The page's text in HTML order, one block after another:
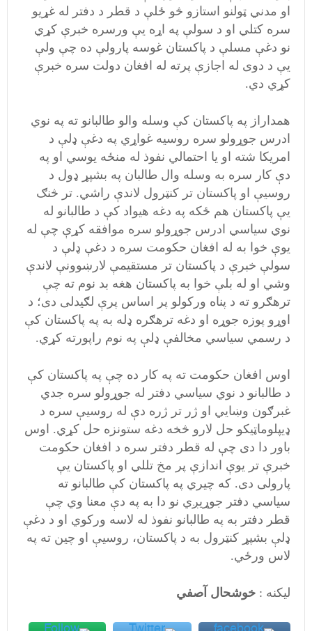
او مدني ټولنو استازو څو ځلې د قطر د دفتر له غړیو
سره کتلي او د سولې په اړه یې ورسره خبرې کړي
نو دغې مسلې د پاکستان غوسه پارولې ده چې ولې
يې د دوی له اجازې پرته له افغان دولت سره خبرې
کړي دي.
همداراز په پاکستان کې وسله والو طالبانو ته په نوي
ادرس جوړولو سره روسيه غواړي په دغې ډلې د
امريکا شته او يا احتمالي نفوذ له منځه يوسي او په
دې کار سره به وسله وال طالبان په بشپړ ډول د
روسيې او پاکستان تر کنټرول لاندې راشي. تر څنګ
يې پاکستان هم ځکه په دغه هيواد کې د طالبانو له
نوي سياسي ادرس جوړولو سره موافقه کړې چې له
يوې خوا به له افغان حکومت سره د دغې ډلې د
سولې خبرې د پاکستان تر مستقيمې لارښوونې لاندې
وشي او له بلې خوا به پاکستان هغه بد نوم ته چې
ترهګرو ته د پناه ورکولو پر اساس پرې لګيدلی دی؛ د
اوړو پوزه جوړه او دغه ترهګره ډله به په پاکستان کې
د رسمي سياسي مخالفې ډلې په نوم راپورته کړي.
اوس افغان حکومت ته په کار ده چې په پاکستان کې
د طالبانو د نوي سياسي دفتر له جوړولو سره جدي
غبرګون وښايي او ژر تر ژره دې له روسيې سره د
ډيپلوماټيکو حل لارو څخه دغه ستونزه حل کړي. اوس
باور دا دی چې له قطر دفتر سره د افغان حکومت
خبرې تر يوې اندازې پر مخ تللي او پاکستان يې
پارولی دی. که چيري په پاکستان کې طالبانو ته
سياسي دفتر جوړيږي نو دا به په دې معنا وي چې
قطر دفتر به په طالبانو نفوذ له لاسه ورکوي او د دغې
ډلې بشپړ کنټرول به د پاکستان، روسيې او چين ته په
لاس ورځي.
لیکنه : خوشحال آصفي